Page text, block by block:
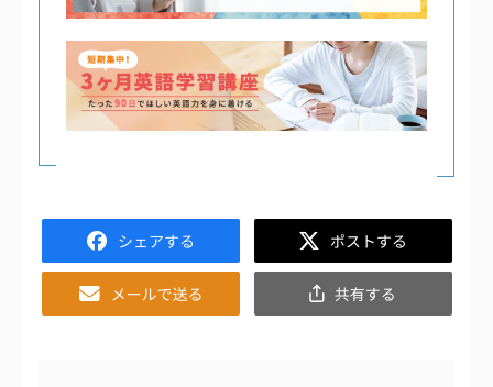
Facebook
Twitter
Email
共
有